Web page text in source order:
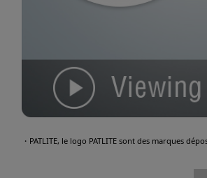
・PATLITE, le logo PATLITE sont des marques